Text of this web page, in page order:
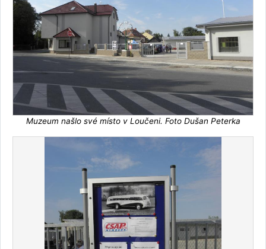
Muzeum našlo své místo v Loučeni. Foto Dušan Peterka